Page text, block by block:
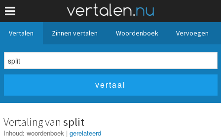
Vertalen Zinnen vertalen Woordenboek Vervoegen
Vertaling van split
Inhoud: woordenboek | gerelateerd